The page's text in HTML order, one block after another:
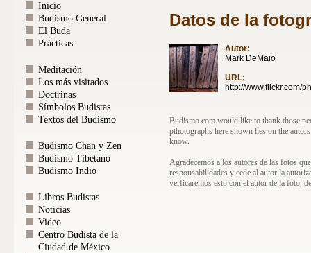
Datos de la
Autor:
Mark DeMaio
URL:
http://www.flickr.com/
Budismo.com would like to thank those
pthotographs here shown lies on the
know.
Agradecemos a los autores de las fotos
responsabilidades y cede al autor la
verficaremos esto con el autor de la foto,
Inicio
Budismo General
El Buda
Prácticas
Meditación
Los más visitados
Doctrinas
Símbolos Budistas
Textos del Budismo
Budismo Chan y Zen
Budismo Tibetano
Budismo Indio
Libros Budistas
Noticias
Video
Centro Budista de la
Ciudad de México